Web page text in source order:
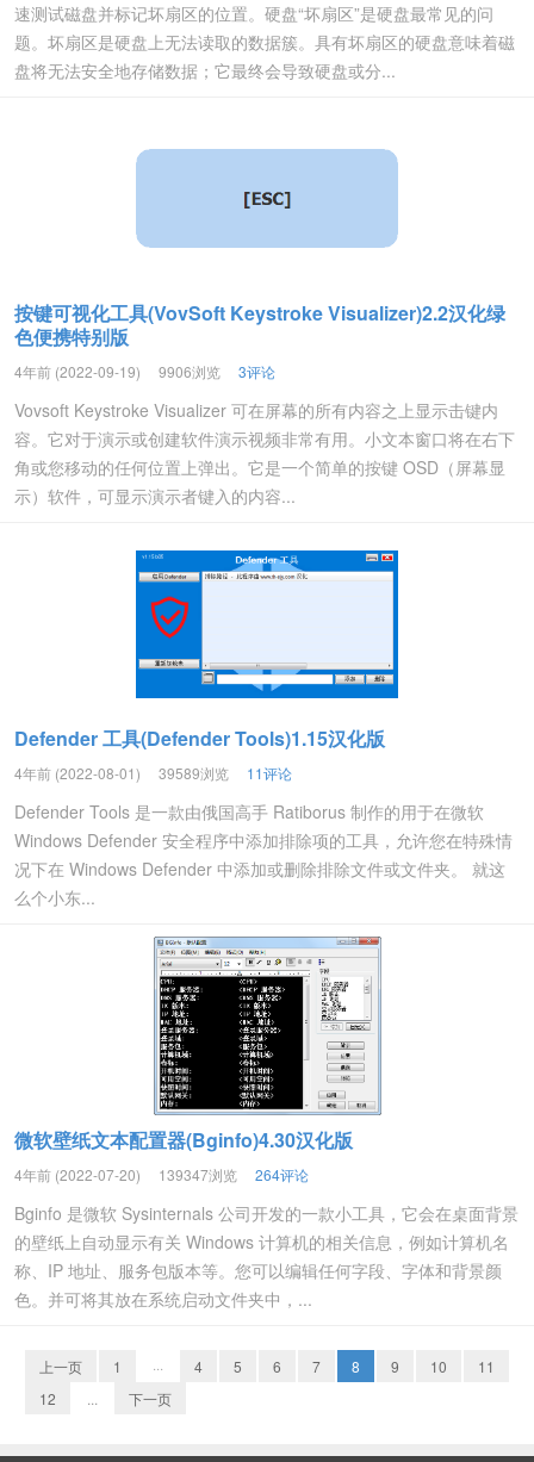
速测试磁盘并标记坏扇区的位置。硬盘“坏扇区”是硬盘最常见的问
题。坏扇区是硬盘上无法读取的数据簇。具有坏扇区的硬盘意味着磁
盘将无法安全地存储数据；它最终会导致硬盘或分...
按键可视化工具(VovSoft Keystroke Visualizer)2.2汉化绿
色便携特别版
4年前 (2022-09-19) 9906浏览 3评论
Vovsoft Keystroke Visualizer 可在屏幕的所有内容之上显示击键内
容。它对于演示或创建软件演示视频非常有用。小文本窗口将在右下
角或您移动的任何位置上弹出。它是一个简单的按键 OSD（屏幕显
示）软件，可显示演示者键入的内容...
Defender 工具(Defender Tools)1.15汉化版
4年前 (2022-08-01) 39589浏览 11评论
Defender Tools 是一款由俄国高手 Ratiborus 制作的用于在微软
Windows Defender 安全程序中添加排除项的工具，允许您在特殊情
况下在 Windows Defender 中添加或删除排除文件或文件夹。 就这
么个小东...
微软壁纸文本配置器(Bginfo)4.30汉化版
4年前 (2022-07-20) 139347浏览 264评论
Bginfo 是微软 Sysinternals 公司开发的一款小工具，它会在桌面背景
的壁纸上自动显示有关 Windows 计算机的相关信息，例如计算机名
称、IP 地址、服务包版本等。您可以编辑任何字段、字体和背景颜
色。并可将其放在系统启动文件夹中，...
上一页 1 ··· 4 5 6 7 8 9 10
11
12
下一页